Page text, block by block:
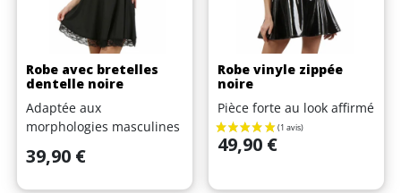
Robe avec bretelles
dentelle noire
Adaptée aux
morphologies masculines
Prix
39,90 €
Robe vinyle zippée
noire
Pièce forte au look affirmé
Prix
49,90 €